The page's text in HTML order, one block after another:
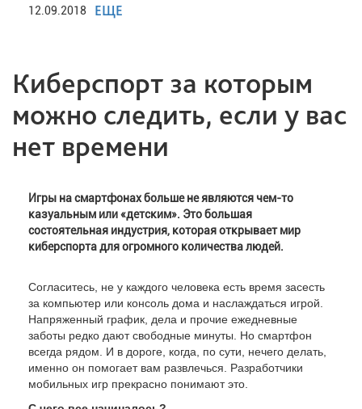
12.09.2018 ЕЩЕ
Киберспорт за которым
можно следить, если у вас
нет времени
Игры на смартфонах больше не являются чем-то
казуальным или «детским». Это большая
состоятельная индустрия, которая открывает мир
киберспорта для огромного количества людей.
Согласитесь, не у каждого человека есть время засесть
за компьютер или консоль дома и наслаждаться игрой.
Напряженный график, дела и прочие ежедневные
заботы редко дают свободные минуты. Но смартфон
всегда рядом. И в дороге, когда, по сути, нечего делать,
именно он помогает вам развлечься. Разработчики
мобильных игр прекрасно понимают это.